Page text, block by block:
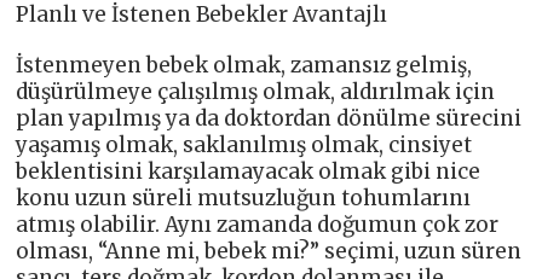
Planlı ve İstenen Bebekler Avantajlı
İstenmeyen bebek olmak, zamansız gelmiş,
düşürülmeye çalışılmış olmak, aldırılmak için
plan yapılmış ya da doktordan dönülme sürecini
yaşamış olmak, saklanılmış olmak, cinsiyet
beklentisini karşılamayacak olmak gibi nice
konu uzun süreli mutsuzluğun tohumlarını
atmış olabilir. Aynı zamanda doğumun çok zor
olması, “Anne mi, bebek mi?” seçimi, uzun süren